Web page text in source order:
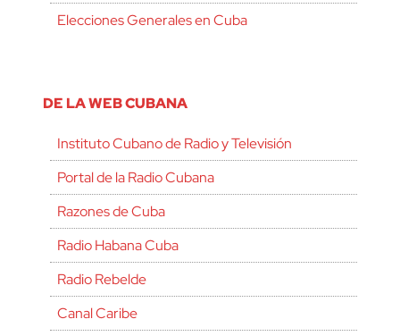
Elecciones Generales en Cuba
DE LA WEB CUBANA
Instituto Cubano de Radio y Televisión
Portal de la Radio Cubana
Razones de Cuba
Radio Habana Cuba
Radio Rebelde
Canal Caribe